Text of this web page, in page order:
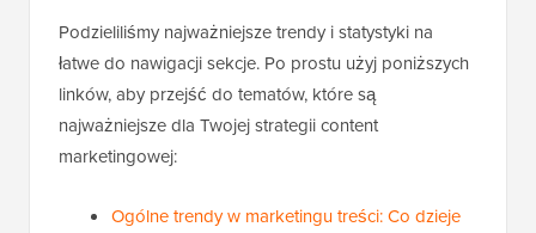
Podzieliliśmy najważniejsze trendy i statystyki na
łatwe do nawigacji sekcje. Po prostu użyj poniższych
linków, aby przejść do tematów, które są
najważniejsze dla Twojej strategii content
marketingowej:
Ogólne trendy w marketingu treści: Co dzieje